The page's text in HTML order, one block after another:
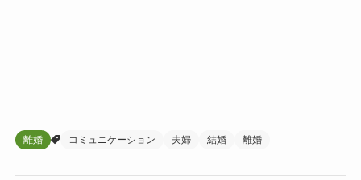
離婚 コミュニケーション 夫婦 結婚 離婚